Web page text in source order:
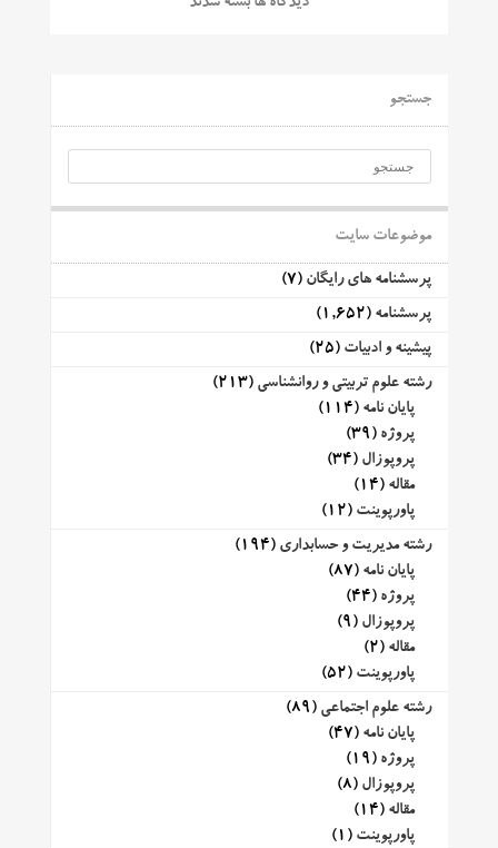
جستجو
موضوعات سایت
پرسشنامه های رایگان (7)
پرسشنامه (1,652)
پیشینه و ادبیات (25)
رشته علوم تربیتی و روانشناسی (213)
پایان نامه (114)
پروژه (39)
پروپوزال (34)
مقاله (14)
پاورپوینت (12)
رشته مدیریت و حسابداری (194)
پایان نامه (87)
پروژه (44)
پروپوزال (9)
مقاله (2)
پاورپوینت (52)
رشته علوم اجتماعی (89)
پایان نامه (47)
پروژه (19)
پروپوزال (8)
مقاله (14)
پاورپوینت (1)